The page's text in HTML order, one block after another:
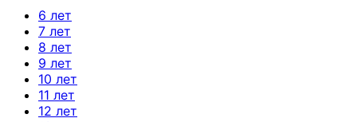
6 лет
7 лет
8 лет
9 лет
10 лет
11 лет
12 лет